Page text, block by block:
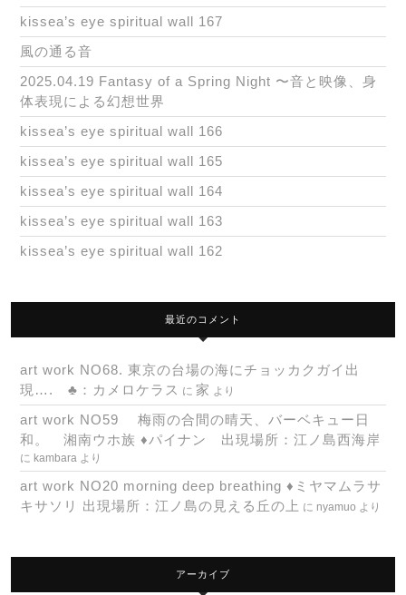
kissea’s eye spiritual wall 167
風の通る音
2025.04.19 Fantasy of a Spring Night 〜音と映像、身
体表現による幻想世界
kissea’s eye spiritual wall 166
kissea’s eye spiritual wall 165
kissea’s eye spiritual wall 164
kissea’s eye spiritual wall 163
kissea’s eye spiritual wall 162
最近のコメント
art work NO68. 東京の台場の海にチョッカクガイ出
現…. ♣：カメロケラス に 家 より
art work NO59 梅雨の合間の晴天、バーベキュー日
和。 湘南ウホ族 ♦パイナン 出現場所：江ノ島西海岸
に kambara より
art work NO20 morning deep breathing ♦ミヤマムラサ
キサソリ 出現場所：江ノ島の見える丘の上 に nyamuo より
アーカイブ